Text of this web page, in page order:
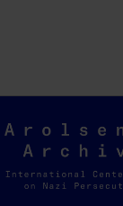
Arolsen
Archives